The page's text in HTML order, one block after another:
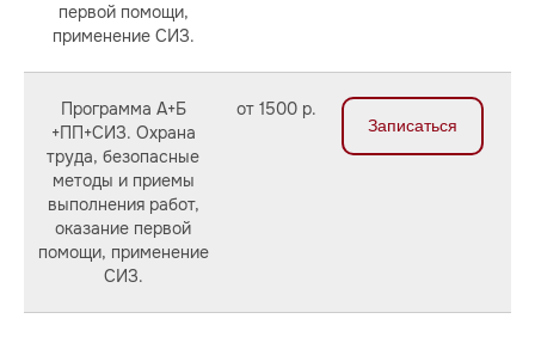
первой помощи,
применение СИЗ.
Программа А+Б
+ПП+СИЗ. Охрана
труда, безопасные
методы и приемы
выполнения работ,
оказание первой
помощи, применение
СИЗ.
от 1500 р.
Записаться